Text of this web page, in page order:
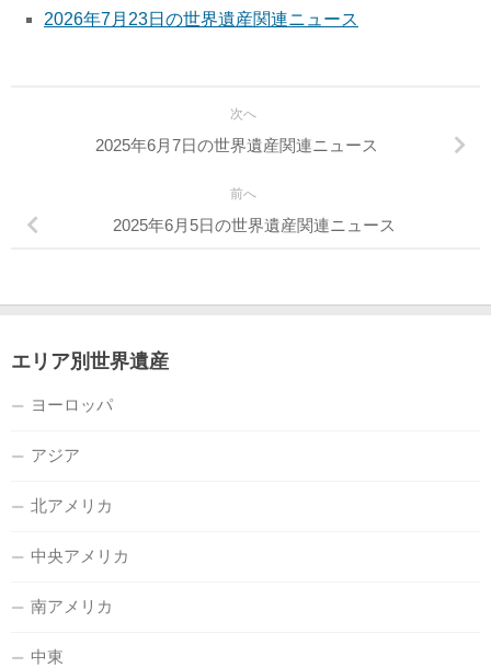
2026年7月23日の世界遺産関連ニュース
次へ
2025年6月7日の世界遺産関連ニュース
前へ
2025年6月5日の世界遺産関連ニュース
エリア別世界遺産
ヨーロッパ
アジア
北アメリカ
中央アメリカ
南アメリカ
中東